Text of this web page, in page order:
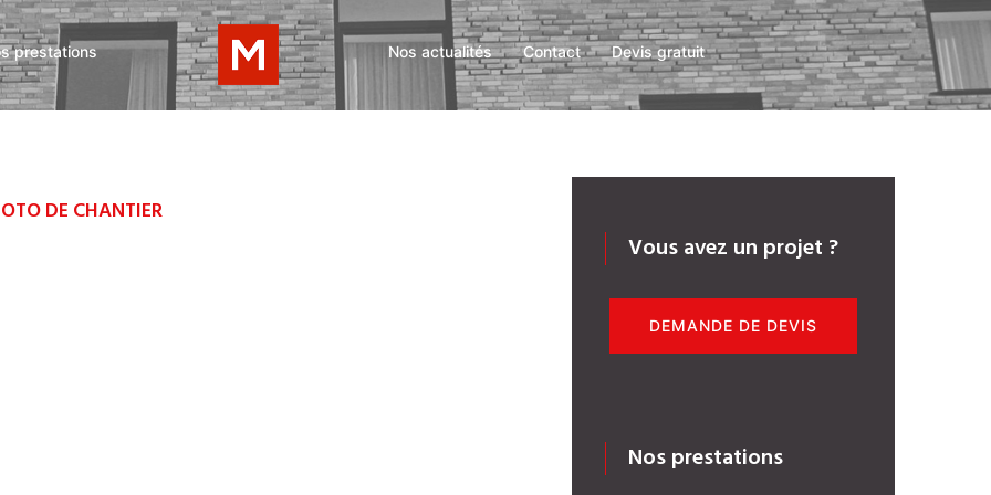
prestations Nos actualités Contact Devis gratuit
DE CHANTIER
Vous avez un projet ?
DEMANDE DE DEVIS
Nos prestations